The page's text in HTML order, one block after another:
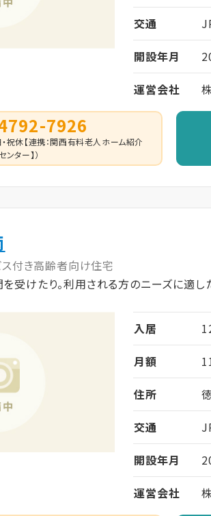
交通
開設年月
運営会社
7926
祝休【連携：関西有料老人ホーム紹介
センター】）
付き高齢者向け住宅
を受けたり。利用される方のニーズに適し
入居
月額
住所
交通
開設年月
運営会社